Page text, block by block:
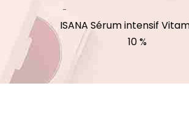
ISANA Sérum intensif
10 %